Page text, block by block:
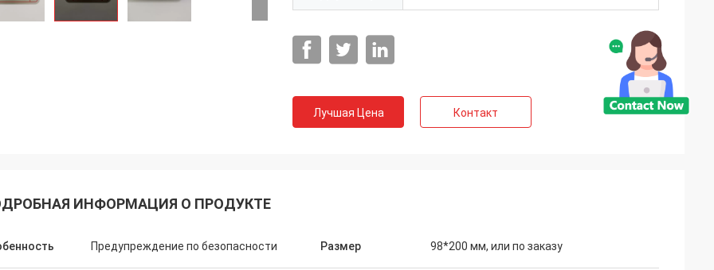
Чейз Макчини
нужно работать с!
Лучшая Цена Контакт
ИНФОРМАЦИЯ О ПРОДУКТЕ
Предупреждение по безопасности Размер 98*200 мм, или по заказу